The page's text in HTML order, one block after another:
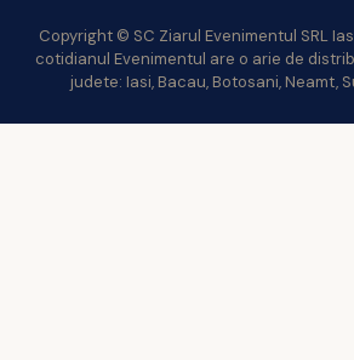
Copyright © SC Ziarul Evenimentul SRL
cotidianul Evenimentul are o arie de
judete: Iasi, Bacau, Botosani, Neamt,